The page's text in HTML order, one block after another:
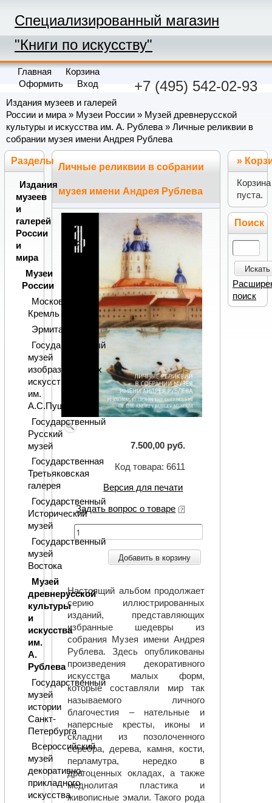
Специализированный магазин
"Книги по искусству"
+7 (495) 542-02-93
Главная
Корзина
Оформить
Вход
Издания музеев и галерей
России и мира» Музеи России » Музей древнерусской
культуры и искусства им. А. Рублева» Личные реликвии в
собрании музея имени Андрея Рублева
Личные реликвии в собрании
музея имени Андрея Рублева
7.500,00 руб.
Код товара: 6611
Версия для печати
Задать вопрос о товаре
Добавить в корзину
Настоящий альбом продолжает
серию иллюстрированных
изданий, представляющих
избранные шедевры из
собрания Музея имени Андрея
Рублева. Здесь опубликованы
произведения декоративного
искусства малых форм,
которые составляли мир так
называемого личного
благочестия – нательные и
наперсные кресты, иконы и
складни из позолоченного
серебра, дерева, камня, кости,
перламутра, нередко в
драгоценных окладах, а также
меднолитая пластика и
живописные эмали. Такого рода
Разделы
Издания
музеев
и
галерей
России
и
мира
Музеи
России
Московский
Кремль
Эрмитаж
Государственный
музей
изобразительных
искусств
им.
А.С.Пушкина
Государственный
Русский
музей
Государственная
Третьяковская
галерея
Государственный
Исторический
музей
Государственный
музей
Востока
Музей
древнерусской
культуры
и
искусства
им.
А.
Рублева
Государственный
музей
истории
Санкт-
Петербурга
Всероссийский
музей
декоративно-
прикладного
искусства
»
Корзина
пуста.
Поиск
Искать
поиск